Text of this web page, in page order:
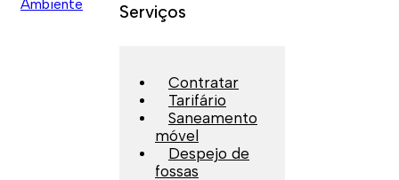
Serviços
Contratar
Tarifário
Saneamento
móvel
Despejo de
fossas